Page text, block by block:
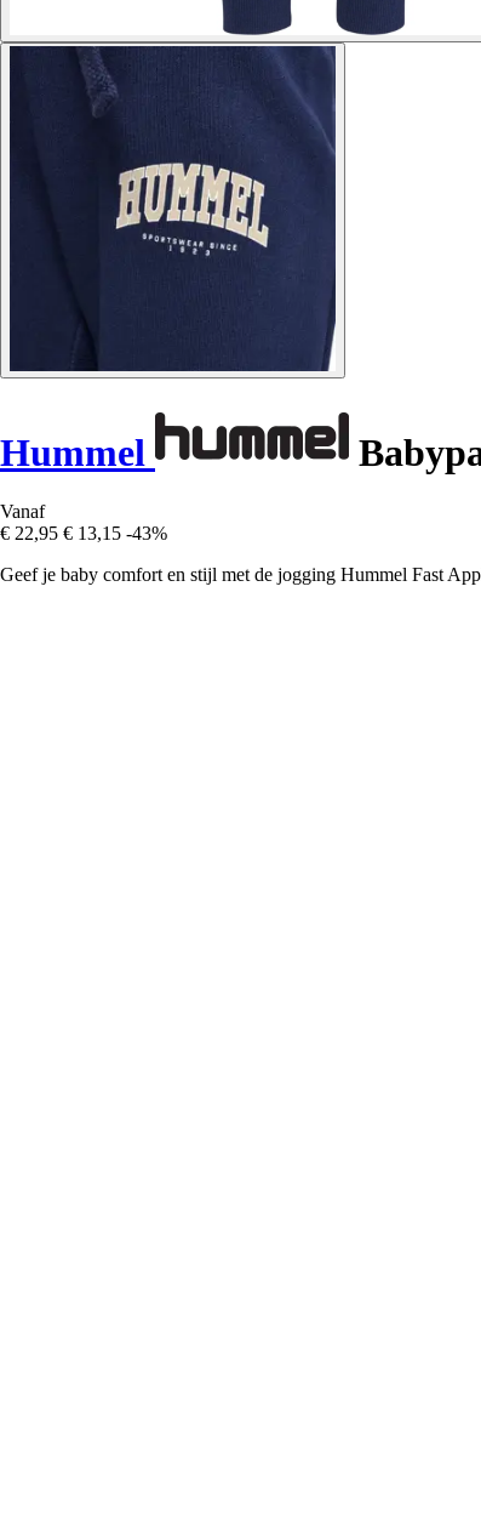
Hummel
Vanaf
€ 22,95 € 13,15 -43%
Geef je baby comfort en stijl met de jogging Hummel Fast